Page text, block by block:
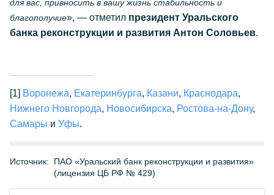
для вас, привносить в вашу жизнь стабильность и
благополучие», — отметил президент Уральского
банка реконструкции и развития Антон Соловьев.
[1] Воронежа, Екатеринбурга, Казани, Краснодара,
Нижнего Новгорода, Новосибирска, Ростова-на-Дону,
Самары и Уфы.
Источник:
ПАО «Уральский банк реконструкции и развития»
(лицензия ЦБ РФ № 429)